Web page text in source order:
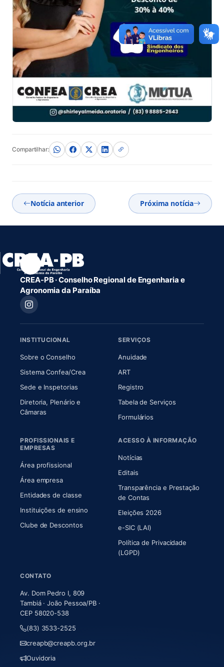
Compartilhar:
Notícia anterior Próxima notícia
CREA-PB · Conselho Regional de Engenharia e
Agronomia da Paraíba
INSTITUCIONAL
Sobre o Conselho(abre em nova aba)
Sistema Confea/Crea(abre em nova aba)
Sede e Inspetorias
Diretoria, Plenário e
Câmaras(abre em nova aba)
SERVIÇOS
Anuidade
ART(abre em nova aba)
Registro
Tabela de Serviços
Formulários
PROFISSIONAIS E
EMPRESAS
Área profissional
Área empresa
Entidades de classe
Instituições de ensino
Clube de Descontos
ACESSO À INFORMAÇÃO
Notícias
Editais
Transparência e Prestação
de Contas
Eleições 2026
e-SIC (LAI)
Política de Privacidade
(LGPD)
CONTATO
Av. Dom Pedro I, 809
Tambiá · João Pessoa/PB ·
CEP 58020-538
(83) 3533-2525
creapb@creapb.org.br
Ouvidoria